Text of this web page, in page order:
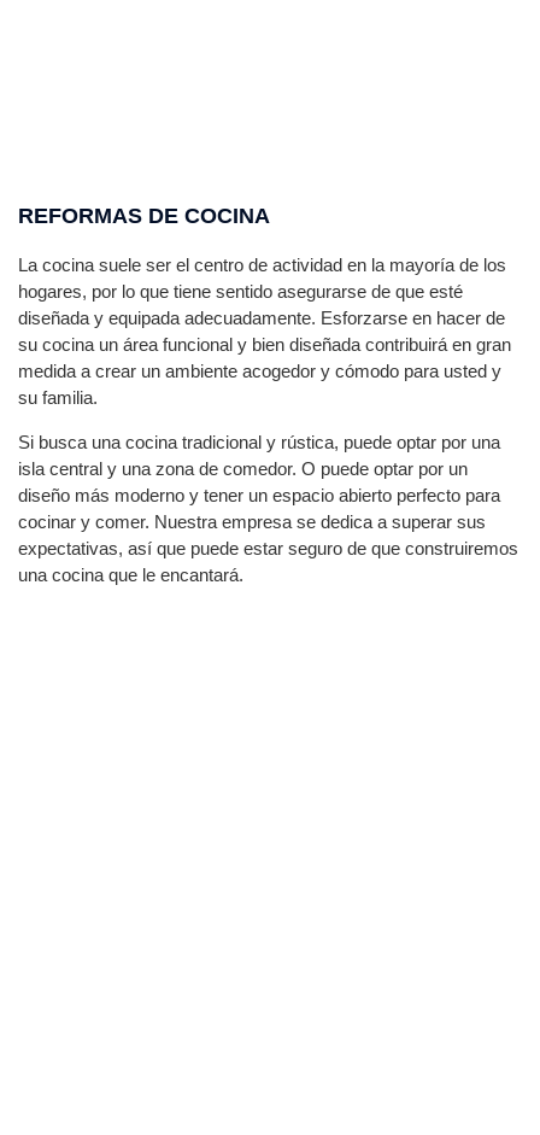
REFORMAS DE COCINA
La cocina suele ser el centro de actividad en la mayoría de los
hogares, por lo que tiene sentido asegurarse de que esté
diseñada y equipada adecuadamente. Esforzarse en hacer de
su cocina un área funcional y bien diseñada contribuirá en gran
medida a crear un ambiente acogedor y cómodo para usted y
su familia.
Si busca una cocina tradicional y rústica, puede optar por una
isla central y una zona de comedor. O puede optar por un
diseño más moderno y tener un espacio abierto perfecto para
cocinar y comer. Nuestra empresa se dedica a superar sus
expectativas, así que puede estar seguro de que construiremos
una cocina que le encantará.